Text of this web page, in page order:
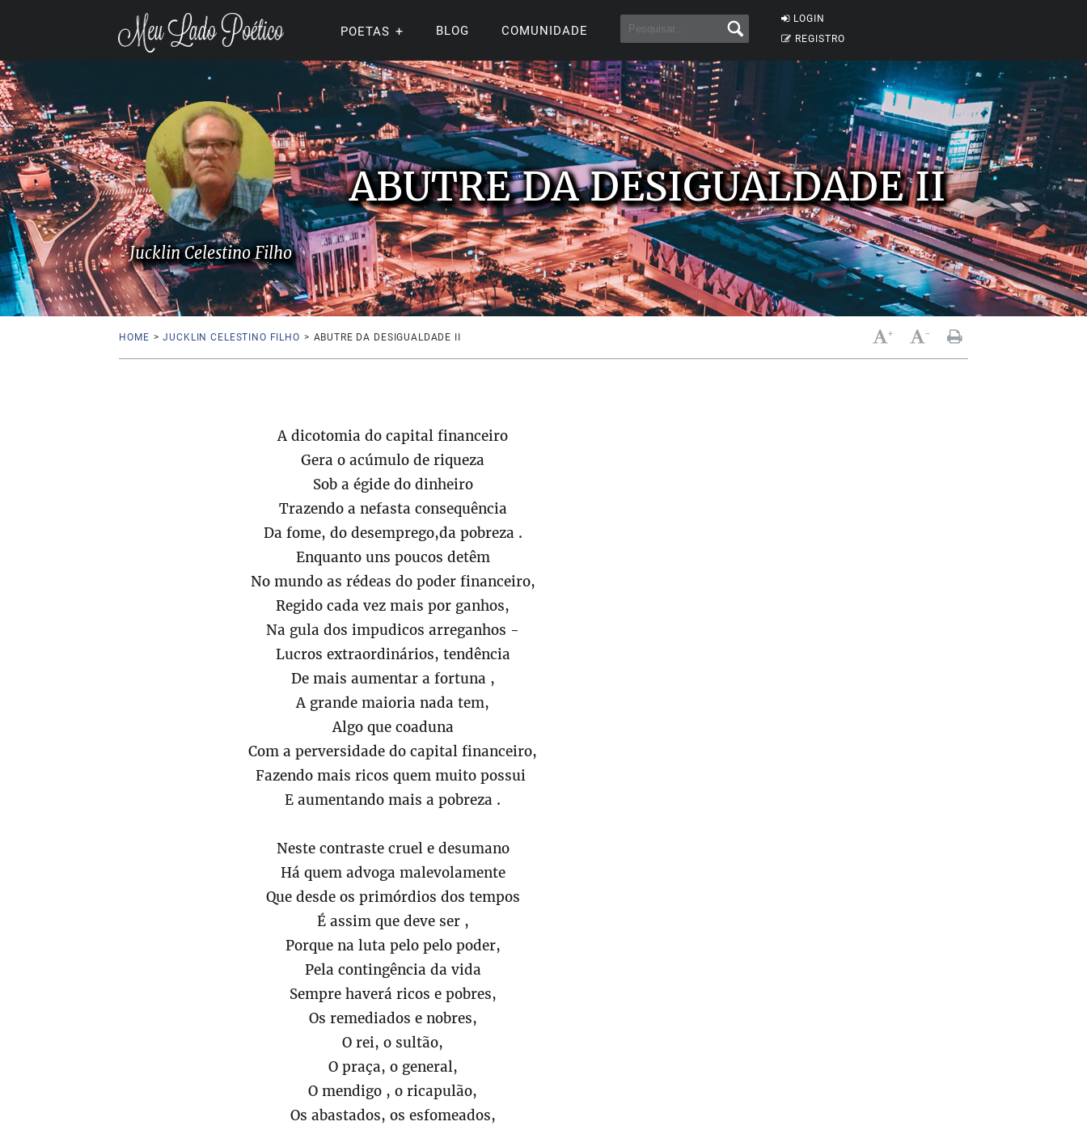
LOGIN
REGISTRO
POETAS BLOG COMUNIDADE
ABUTRE DA DESIGUALDADE II
Jucklin Celestino Filho
HOME > JUCKLIN CELESTINO FILHO > ABUTRE DA DESIGUALDADE II + -
A dicotomia do capital financeiro
Gera o acúmulo de riqueza
Sob a égide do dinheiro
Trazendo a nefasta consequência
Da fome, do desemprego,da pobreza .
Enquanto uns poucos detêm
No mundo as rédeas do poder financeiro,
Regido cada vez mais por ganhos,
Na gula dos impudicos arreganhos -
Lucros extraordinários, tendência
De mais aumentar a fortuna ,
A grande maioria nada tem,
Algo que coaduna
Com a perversidade do capital financeiro,
Fazendo mais ricos quem muito possui
E aumentando mais a pobreza .
Neste contraste cruel e desumano
Há quem advoga malevolamente
Que desde os primórdios dos tempos
É assim que deve ser ,
Porque na luta pelo pelo poder,
Pela contingência da vida
Sempre haverá ricos e pobres,
Os remediados e nobres,
O rei, o sultão,
O praça, o general,
O mendigo , o ricapulão,
Os abastados, os esfomeados,